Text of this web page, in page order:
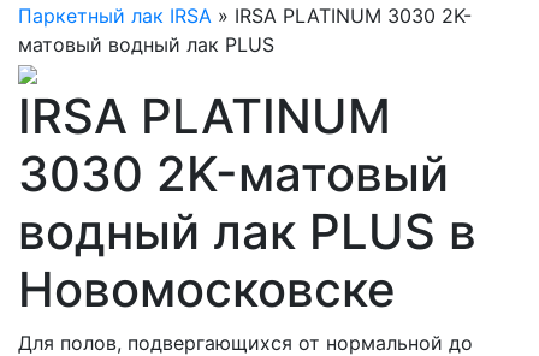
Паркетный лак IRSA » IRSA PLATINUM 3030 2K-
матовый водный лак PLUS
IRSA PLATINUM
3030 2K-матовый
водный лак PLUS в
Новомосковске
Для полов, подвергающихся от нормальной до